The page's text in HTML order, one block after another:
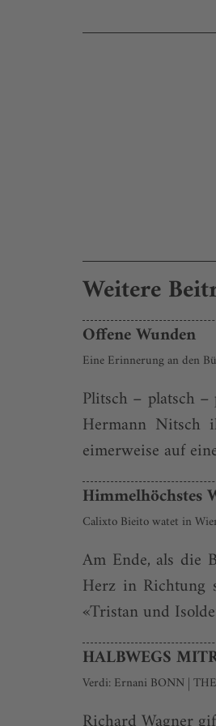
Weitere
Offene Wunden
Eine Erinnerung an den
Plitsch – platsch –
Hermann Nitsch
eimerweise auf
Himmelhöchstes
Calixto Bieito watet in
Am Ende, als die
Herz in Richtung
«Tristan und
HALBWEGS
Verdi: Ernani BONN |